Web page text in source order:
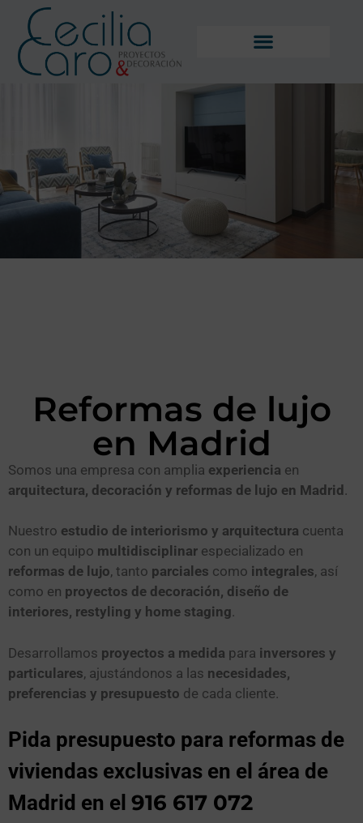
Reformas de lujo
en Madrid
Somos una empresa con amplia experiencia en
arquitectura, decoración y reformas de lujo en Madrid.
Nuestro estudio de interiorismo y arquitectura cuenta
con un equipo multidisciplinar especializado en
reformas de lujo, tanto parciales como integrales, así
como en proyectos de decoración, diseño de
interiores, restyling y home staging.
Desarrollamos proyectos a medida para inversores y
particulares, ajustándonos a las necesidades,
preferencias y presupuesto de cada cliente.
Pida presupuesto para reformas de
viviendas exclusivas en el área de
Madrid en el 916 617 072